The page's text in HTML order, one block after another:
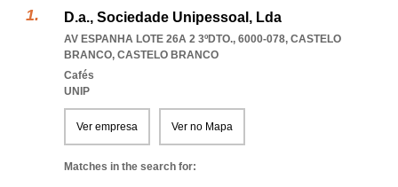
D.a., Sociedade Unipessoal, Lda
AV ESPANHA LOTE 26A 2 3ºDTO., 6000-078, CASTELO
BRANCO, CASTELO BRANCO
Cafés
UNIP
Ver empresa Ver no Mapa
Matches in the search for: